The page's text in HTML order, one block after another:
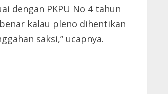
dengan PKPU No 4 tahun
kalau pleno dihentikan
saksi,” ucapnya.